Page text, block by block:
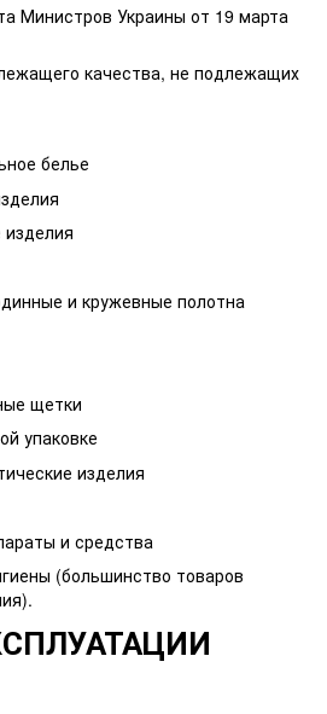
Министров Украины от 19 марта
качества, не подлежащих
белье
и кружевные полотна
щетки
упаковке
изделия
и средства
(большинство товаров